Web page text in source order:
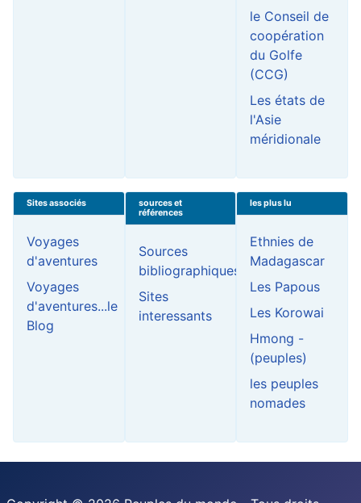
le Conseil de
coopération
du Golfe
(CCG)
Les états de
l'Asie
méridionale
Sites associés
Voyages
d'aventures
Voyages
d'aventures...le
Blog
sources et
références
Sources
bibliographiques
Sites
interessants
les plus lu
Ethnies de
Madagascar
Les Papous
Les Korowai
Hmong -
(peuples)
les peuples
nomades